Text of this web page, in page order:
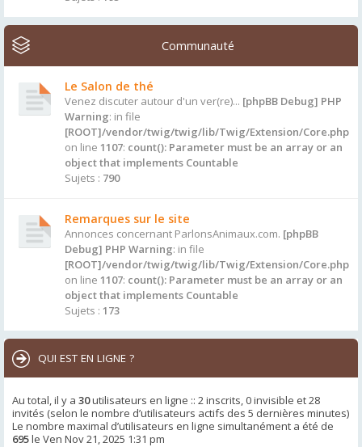
Communauté
Le Salon de thé
Venez discuter autour d'un ver(re)... [phpBB Debug] PHP
Warning: in file
[ROOT]/vendor/twig/twig/lib/Twig/Extension/Core.php
on line 1107: count(): Parameter must be an array or an
object that implements Countable
Sujets : 790
Remarques sur le site
Annonces concernant ParlonsAnimaux.com. [phpBB
Debug] PHP Warning: in file
[ROOT]/vendor/twig/twig/lib/Twig/Extension/Core.php
on line 1107: count(): Parameter must be an array or an
object that implements Countable
Sujets : 173
QUI EST EN LIGNE ?
Au total, il y a 30utilisateurs en ligne :: 2 inscrits, 0 invisible et 28
invités (selon le nombre d’utilisateurs actifs des 5 dernières minutes)
Le nombre maximal d’utilisateurs en ligne simultanément a été de
695le Ven Nov 21, 2025 1:31 pm